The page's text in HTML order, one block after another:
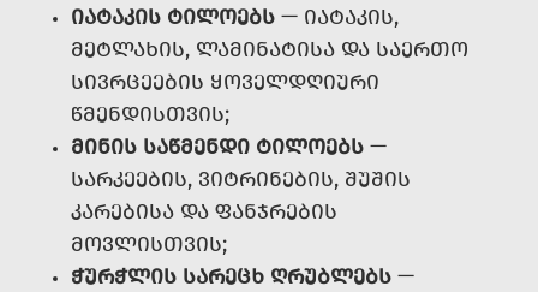
ᲘᲐᲢᲐᲙᲘᲡ ᲢᲘᲚᲝᲔᲑᲡ — ᲘᲐᲢᲐᲙᲘᲡ,
ᲛᲔᲢᲚᲐᲮᲘᲡ, ᲚᲐᲛᲘᲜᲐᲢᲘᲡᲐ ᲓᲐ ᲡᲐᲔᲠᲗᲝ
ᲡᲘᲕᲠᲪᲔᲔᲑᲘᲡ ᲧᲝᲕᲔᲚᲓᲦᲘᲣᲠᲘ
ᲬᲛᲔᲜᲓᲘᲡᲗᲕᲘᲡ;
ᲛᲘᲜᲘᲡ ᲡᲐᲬᲛᲔᲜᲓᲘ ᲢᲘᲚᲝᲔᲑᲡ —
ᲡᲐᲠᲙᲔᲔᲑᲘᲡ, ᲕᲘᲢᲠᲘᲜᲔᲑᲘᲡ, ᲨᲣᲨᲘᲡ
ᲙᲐᲠᲔᲑᲘᲡᲐ ᲓᲐ ᲤᲐᲜᲯᲠᲔᲑᲘᲡ
ᲛᲝᲕᲚᲘᲡᲗᲕᲘᲡ;
ᲭᲣᲠᲭᲚᲘᲡ ᲡᲐᲠᲔᲪᲮ ᲦᲠᲣᲑᲚᲔᲑᲡ —